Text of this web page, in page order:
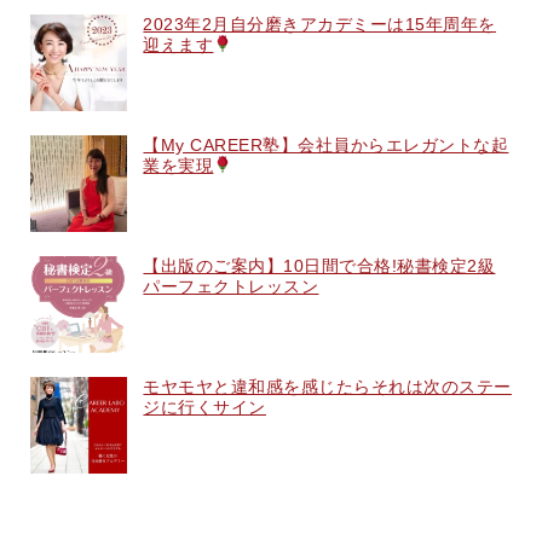
2023年2月自分磨きアカデミーは15年周年を
迎えます
【My CAREER塾】会社員からエレガントな起
業を実現
【出版のご案内】10日間で合格!秘書検定2級
パーフェクトレッスン
モヤモヤと違和感を感じたらそれは次のステー
ジに行くサイン